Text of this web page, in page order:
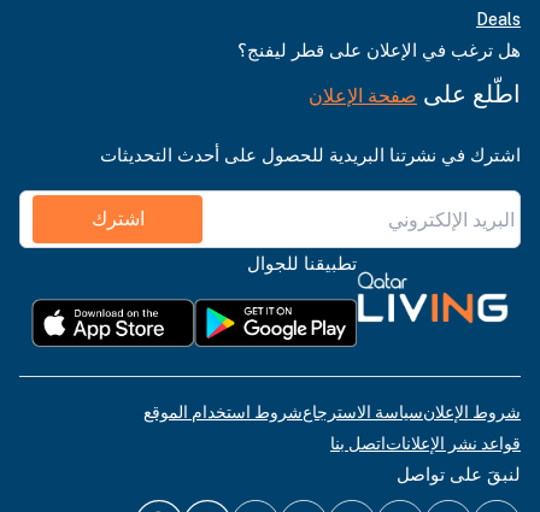
Deals
هل ترغب في الإعلان على قطر ليفنج؟
اطّلع على صفحة الإعلان
اشترك في نشرتنا البريدية للحصول على أحدث التحديثات
اشترك
تطبيقنا للجوال
شروط الإعلانسياسة الاسترجاعشروط استخدام الموقع
قواعد نشر الإعلاناتاتصل بنا
لنبقَ على تواصل